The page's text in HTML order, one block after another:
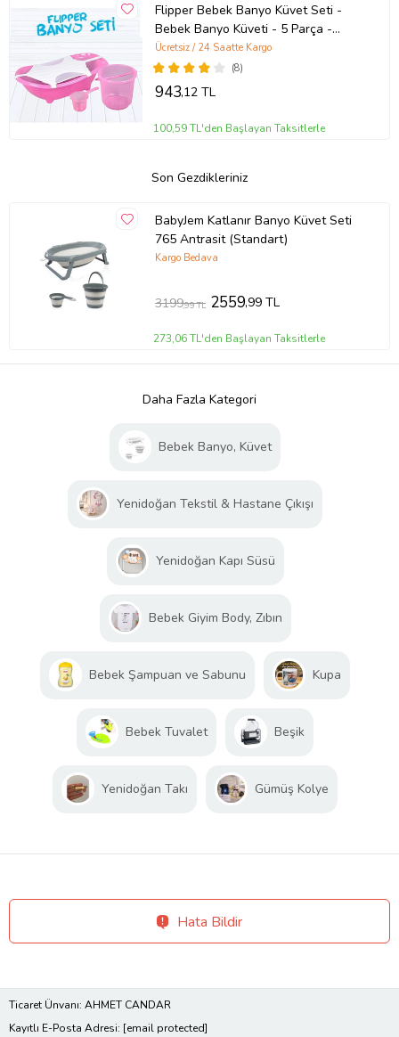
Flipper Bebek Banyo Küvet Seti -
Bebek Banyo Küveti - 5 Parça -
Sünger ve File Hediyeli (Açık Pembe)
(8)
Ücretsiz / 24 Saatte Kargo
943,12 TL
100,59 TL'den Başlayan Taksitlerle
Son Gezdikleriniz
BabyJem Katlanır Banyo Küvet Seti
765 Antrasit (Standart)
Kargo Bedava
3199,99 TL 2559,99 TL
273,06 TL'den Başlayan Taksitlerle
Daha Fazla Kategori
Bebek Banyo, Küvet
Yenidoğan Tekstil & Hastane Çıkışı
Yenidoğan Kapı Süsü
Bebek Giyim Body, Zıbın
Bebek Şampuan ve Sabunu Kupa
Bebek Tuvalet Beşik
Yenidoğan Takı Gümüş Kolye
Hata Bildir
Ticaret Ünvanı: AHMET CANDAR
Kayıtlı E-Posta Adresi: [email protected]